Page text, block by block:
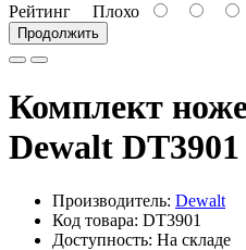
Рейтинг Плохо
Продолжить
Комплект
Dewalt DT3901
Производитель: Dewalt
Код товара: DT3901
Доступность: На складе